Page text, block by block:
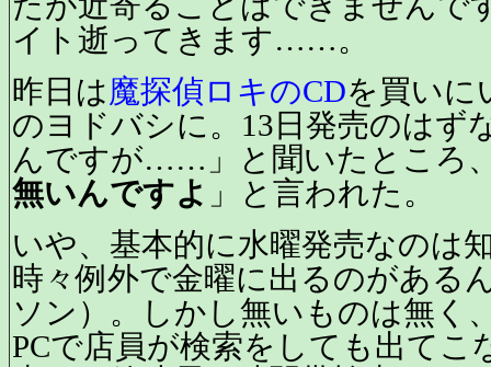
イト逝ってきます……。
昨日は魔探偵ロキのCDを買いに
のヨドバシに。13日発売のはず
んですが……」と聞いたところ
無いんですよ 」と言われた。
いや、基本的に水曜発売なのは
時々例外で金曜に出るのがある
ソン）。しかし無いものは無く
PCで店員が検索をしても出てこ